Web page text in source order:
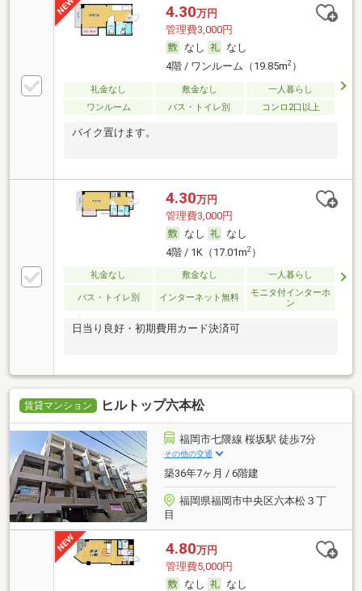
4.30万円
管理費3,000円
なし
なし
4階 / ワンルーム（19.85m2）
礼金なし 敷金なし
一人暮らし
ワンルーム
バス・トイレ別 コンロ2口以上
バイク置けます。
4.30万円
管理費3,000円
なし
なし
4階 / 1K（17.01m2）
礼金なし 敷金なし 一人暮らし
バス・トイレ別 インターネット無料
モニタ付インターホ
ン
日当り良好・初期費用カード決済可
賃貸マンション ヒルトップ六本松
福岡市七隈線 桜坂駅 徒歩7分
その他の交通
築36年7ヶ月 / 6階建
福岡県福岡市中央区六本松３丁
目
4.80万円
管理費5,000円
なし
なし